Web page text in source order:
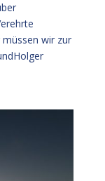
wir zur